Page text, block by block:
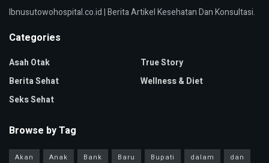
Ibnusutowohospital.co.id | Berita Artikel Kesehatan Dan Konsultasi.
Categories
Asah Otak
Berita Sehat
Seks Sehat
True Story
Wellness & Diet
Browse by Tag
Akan Anak Bank Baru Bupati dalam
dan